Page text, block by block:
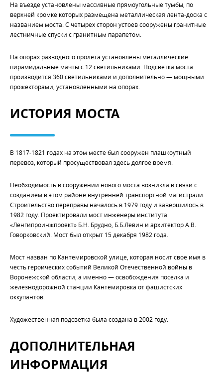
На въезде установлены массивные прямоугольные тумбы, по
верхней кромке которых размещена металлическая лента-доска с
названием моста. С четырех сторон устоев сооружены гранитные
лестничные спуски с гранитным парапетом.
На опорах разводного пролета установлены металлические
пирамидальные мачты с 12 светильниками. Подсветка моста
производится 360 светильниками и дополнительно — мощными
прожекторами, установленными на опорах.
ИСТОРИЯ МОСТА
В 1817-1821 годах на этом месте был сооружен плашкоутный
перевоз, который просуществовал здесь долгое время.
Необходимость в сооружении нового моста возникла в связи с
созданием в этом районе внутренней транспортной магистрали.
Строительство переправы началось в 1979 году и завершилось в
1982 году. Проектировали мост инженеры института
«Ленгипроинжпроект» Б.Н. Брудно, Б.Б.Левин и архитектор А.В.
Говорковский. Мост был открыт 15 декабря 1982 года.
Мост назван по Кантемировской улице, которая носит свое имя в
честь героических событий Великой Отечественной войны в
Воронежской области, а именно — освобождения поселка и
железнодорожной станции Кантемировка от фашистских
оккупантов.
Художественная подсветка была создана в 2002 году.
ДОПОЛНИТЕЛЬНАЯ
ИНФОРМАЦИЯ